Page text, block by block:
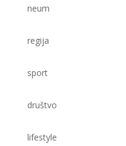
neum
regija
sport
društvo
lifestyle